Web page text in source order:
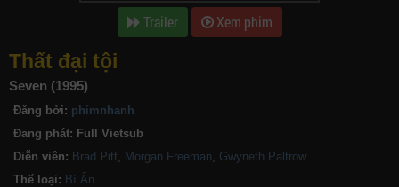
Trailer Xem phim
Thất đại tội
Seven (1995)
Đăng bởi: phimnhanh
Đang phát: Full Vietsub
Diễn viên: Brad Pitt, Morgan Freeman, Gwyneth Paltrow
Thể loại: Bí Ẩn